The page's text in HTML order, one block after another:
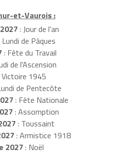
et-Vaurois :
: Jour de l'an
Lundi de Pâques
: Fête du Travail
de l'Ascension
Victoire 1945
de Pentecôte
: Fête Nationale
: Assomption
: Toussaint
: Armistice 1918
2027: Noël